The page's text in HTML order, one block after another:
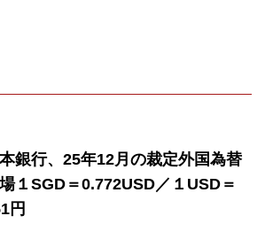
銀行、25年12月の裁定外国為替
１SGD＝0.772USD／１USD＝
円